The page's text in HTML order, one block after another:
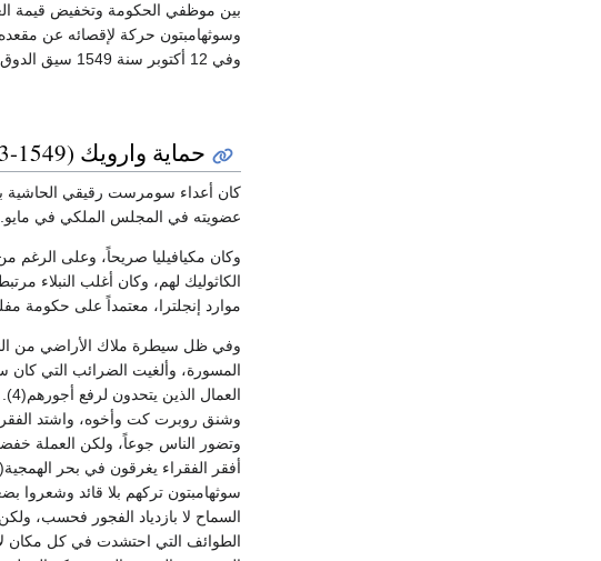
بين موظفي الحكومة وتخفيض قيمة
وسوثهامبتون حركة لإقصائه عن
وفي 12 أكتوبر سنة 1549 سيق الدوق أف سومرست باعتباره سجيناً في موكب اخترق شوارع لندن وسجن في البرج.
حماية وارويك (1549-53)
عضويته في المجلس الملكي في
وكان مكيافيليا صريحاً، وعلى الرغم
الكاثوليك لهم، وكان أغلب النبلاء
موارد إنجلترا، معتمداً على حكومة
المسورة، وألغيت الضرائب التي
وشنق روبرت كت وأخوه، واشتد الفقر،
وتضور الناس جوعاً، ولكن العملة
سوثهامبتون تركهم بلا قائد وشعروا
الطوائف التي احتشدت في كل مكان